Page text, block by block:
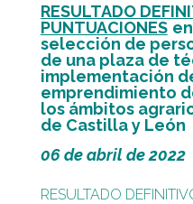
RESULTADO
PUNTUACIONES
selección de
de una plaza de
implementación
emprendimiento
los ámbitos
de Castilla y León
06 de abril de 2022
RESULTADO